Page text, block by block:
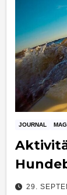
JOURNAL
29.